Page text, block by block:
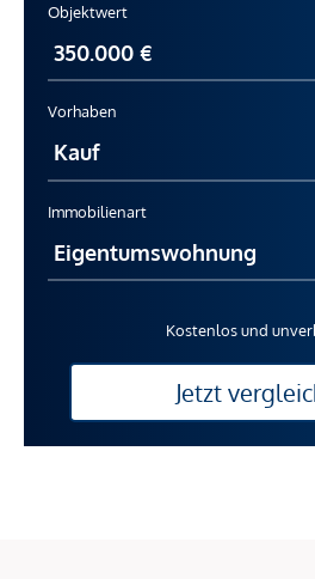
Objektwert
Vorhaben
Immobilienart
Kostenlos und
Jetzt